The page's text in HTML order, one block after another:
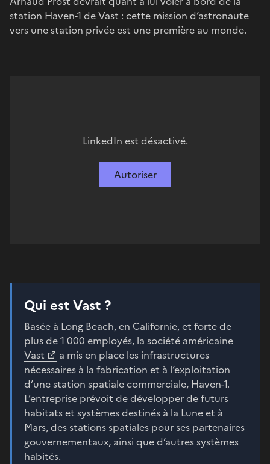
station Haven-1 de Vast : cette mission d’astronaute
vers une station privée est une première au monde.
LinkedIn est désactivé.
Autoriser
Qui est Vast ?
Basée à Long Beach, en Californie, et forte de
plus de 1 000 employés, la société américaine
Vast
a mis en place les infrastructures
nécessaires à la fabrication et à l’exploitation
d’une station spatiale commerciale, Haven-1.
L’entreprise prévoit de développer de futurs
habitats et systèmes destinés à la Lune et à
Mars, des stations spatiales pour ses partenaires
gouvernementaux, ainsi que d’autres systèmes
habités.